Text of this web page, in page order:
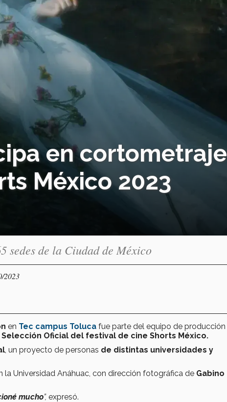
en cortometraje
México 2023
sedes de la Ciudad de México
2023
en Tec campus Toluca fue parte del equipo de producción
Selección Oficial del festival de cine Shorts México.
, un proyecto de personas de distintas universidades y
la Universidad Anáhuac, con dirección fotográfica de Gabino
mucho”, expresó.